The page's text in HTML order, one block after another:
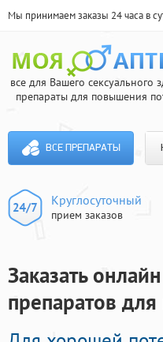
Мы принимаем заказы 24 часа в
все для Вашего сексуального
препараты для повышения
ВСЕ ПРЕПАРАТЫ
Круглосуточный
прием заказов
Заказать
препаратов